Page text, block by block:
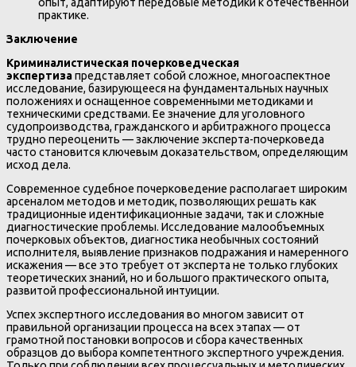
практике.
Заключение
Криминалистическая почерковедческая
экспертизапредставляет собой сложное, многоаспектное
исследование, базирующееся на фундаментальных научных
положениях и оснащенное современными методиками и
техническими средствами. Ее значение для уголовного
судопроизводства, гражданского и арбитражного процесса
трудно переоценить — заключение эксперта-почерковеда
часто становится ключевым доказательством, определяющим
исход дела.
Современное судебное почерковедение располагает широким
арсеналом методов и методик, позволяющих решать как
традиционные идентификационные задачи, так и сложные
диагностические проблемы. Исследование малообъемных
почерковых объектов, диагностика необычных состояний
исполнителя, выявление признаков подражания и намеренного
искажения — все это требует от эксперта не только глубоких
теоретических знаний, но и большого практического опыта,
развитой профессиональной интуиции.
Успех экспертного исследования во многом зависит от
правильной организации процесса на всех этапах — от
грамотной постановки вопросов и сбора качественных
образцов до выбора компетентного экспертного учреждения.